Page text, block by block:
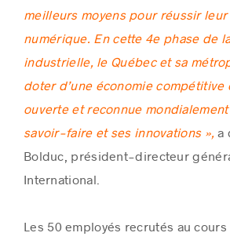
meilleurs moyens pour réussirleur
numérique. En cette 4e phase de
industrielle, le Québec et sa
doter d’une économie
ouverte et reconnue
savoir-faire et ses innovations », a
Bolduc, président-directeur
International.
Les 50 employés recrutés au